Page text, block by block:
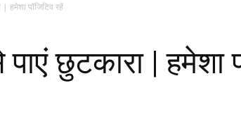
| हमेशा पॉजिटिव रहें
छुटकारा | हमेशा